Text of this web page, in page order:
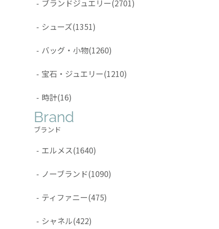
- ブランドジュエリー(2701)
- シューズ(1351)
- バッグ・小物(1260)
- 宝石・ジュエリー(1210)
- 時計(16)
Brand
ブランド
- エルメス(1640)
- ノーブランド(1090)
- ティファニー(475)
- シャネル(422)